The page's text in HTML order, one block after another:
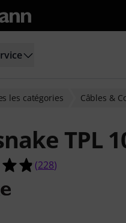
les catégories Câbles &
TPL
4.8 étoiles sur 5
(228)